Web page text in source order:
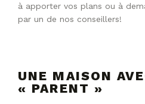
à apporter vos plans ou à
par un de nos conseillers!
UNE MAISON
« PARENT »